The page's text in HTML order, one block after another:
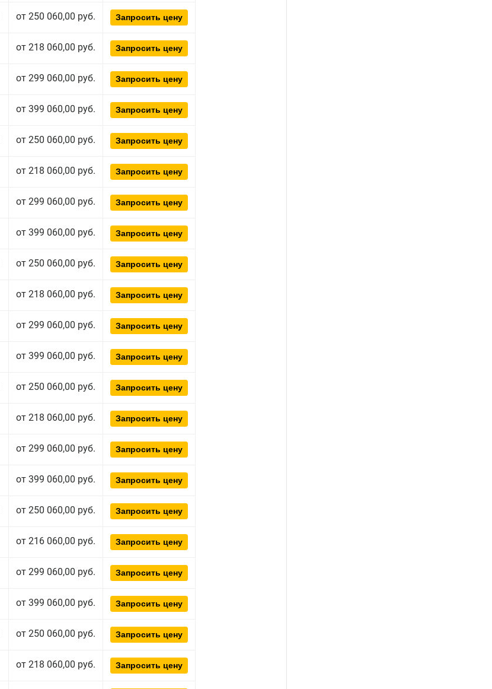
от 250 060,00 руб. Запросить цену
от 218 060,00 руб. Запросить цену
от 299 060,00 руб. Запросить цену
от 399 060,00 руб. Запросить цену
от 250 060,00 руб. Запросить цену
от 218 060,00 руб. Запросить цену
от 299 060,00 руб. Запросить цену
от 399 060,00 руб. Запросить цену
от 250 060,00 руб. Запросить цену
от 218 060,00 руб. Запросить цену
от 299 060,00 руб. Запросить цену
от 399 060,00 руб. Запросить цену
от 250 060,00 руб. Запросить цену
от 218 060,00 руб. Запросить цену
от 299 060,00 руб. Запросить цену
от 399 060,00 руб. Запросить цену
от 250 060,00 руб. Запросить цену
от 216 060,00 руб. Запросить цену
от 299 060,00 руб. Запросить цену
от 399 060,00 руб. Запросить цену
от 250 060,00 руб. Запросить цену
от 218 060,00 руб. Запросить цену